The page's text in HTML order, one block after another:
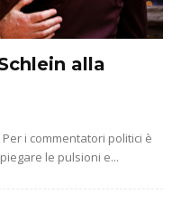
alla
i commentatori politici è
le pulsioni e...